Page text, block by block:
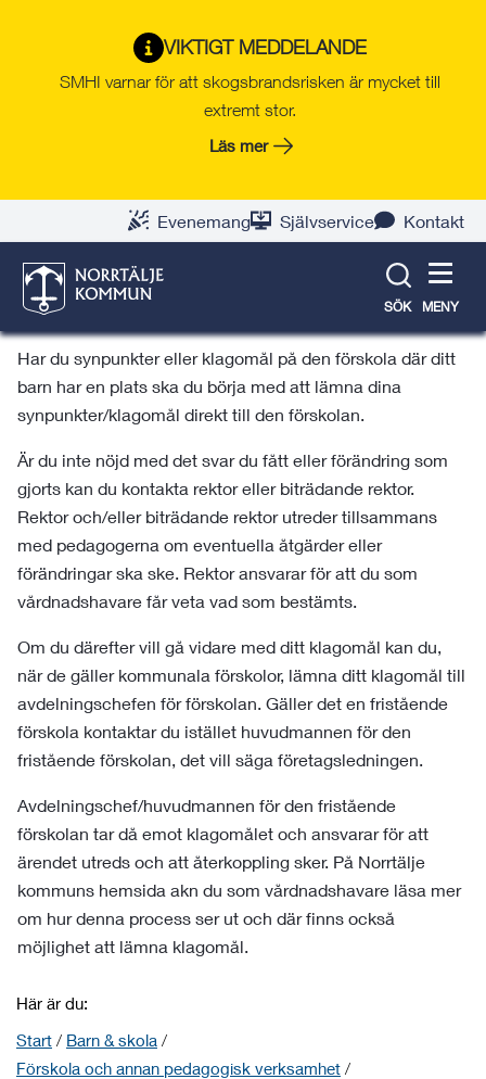
VIKTIGT MEDDELANDE
SMHI varnar för att skogsbrandsrisken är mycket till
extremt stor.
Läs mer
Evenemang Självservice Kontakt
SÖK MENY
Kontakt vid frågor
Vill du lämna klagomål eller veta mer information
om vem man ska kontakta vid synpunkter. Här
Huvudmannen för förskolan är enligt skollagen skyldig att
att rätta till eventuella brister. Rutiner ska vara skriftliga
och väl kända för de som vill lämna klagomål.
Har du synpunkter eller klagomål på den förskola där ditt
barn har en plats ska du börja med att lämna dina
synpunkter/klagomål direkt till den förskolan.
Är du inte nöjd med det svar du fått eller förändring som
gjorts kan du kontakta rektor eller biträdande rektor.
Rektor och/eller biträdande rektor utreder tillsammans
med pedagogerna om eventuella åtgärder eller
förändringar ska ske. Rektor ansvarar för att du som
vårdnadshavare får veta vad som bestämts.
Om du därefter vill gå vidare med ditt klagomål kan du,
när de gäller kommunala förskolor, lämna ditt klagomål till
avdelningschefen för förskolan. Gäller det en fristående
förskola kontaktar du istället huvudmannen för den
fristående förskolan, det vill säga företagsledningen.
Avdelningschef/huvudmannen för den fristående
förskolan tar då emot klagomålet och ansvarar för att
ärendet utreds och att återkoppling sker. På Norrtälje
kommuns hemsida akn du som vårdnadshavare läsa mer
om hur denna process ser ut och där finns också
möjlighet att lämna klagomål.
Här är du:
Start / Barn & skola /
Förskola och annan pedagogisk verksamhet /